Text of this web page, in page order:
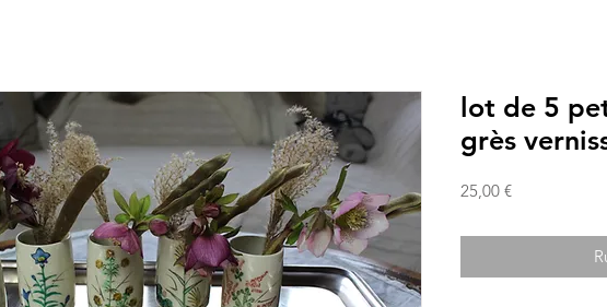
lot de 5
grès
25,00 €Prix